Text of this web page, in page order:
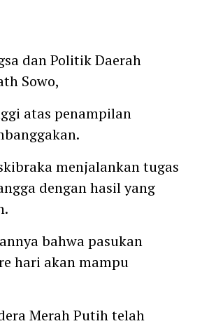
dan Politik Daerah
Sowo,
atas penampilan
menjalankan tugas
dengan hasil yang
bahwa pasukan
hari akan mampu
Merah Putih telah